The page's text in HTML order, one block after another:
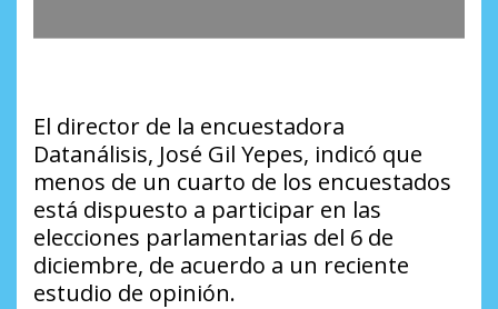
El director de la encuestadora
Datanálisis, José Gil Yepes, indicó que
menos de un cuarto de los encuestados
está dispuesto a participar en las
elecciones parlamentarias del 6 de
diciembre, de acuerdo a un reciente
estudio de opinión.